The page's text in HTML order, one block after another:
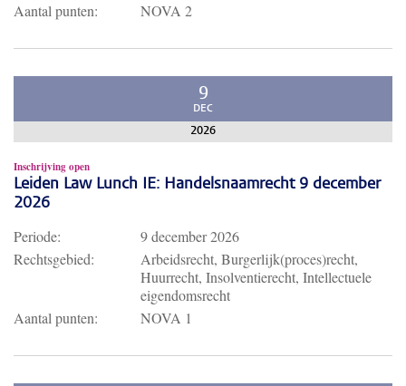
Aantal punten:
NOVA 2
9
DEC
2026
Inschrijving open
Leiden Law Lunch IE: Handelsnaamrecht 9 december
2026
Periode:
9 december 2026
Rechtsgebied:
Arbeidsrecht, Burgerlijk(proces)recht,
Huurrecht, Insolventierecht, Intellectuele
eigendomsrecht
Aantal punten:
NOVA 1